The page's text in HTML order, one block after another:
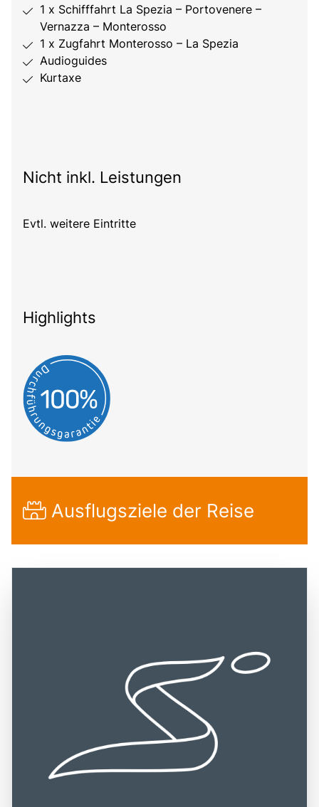
1 x Schifffahrt La Spezia – Portovenere –
Vernazza – Monterosso
1 x Zugfahrt Monterosso – La Spezia
Audioguides
Kurtaxe
Nicht inkl. Leistungen
Evtl. weitere Eintritte
Highlights
Ausflugsziele der Reise